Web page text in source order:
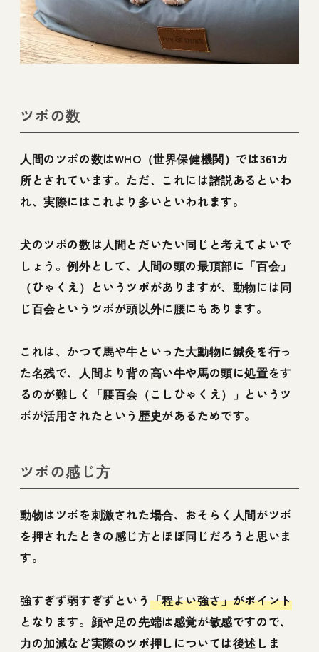
ツボの数
人間のツボの数はWHO（世界保健機関）では361カ
所とされています。ただ、これには諸説あるといわ
れ、実際にはこれより多いといわれます。
犬のツボの数は人間とだいたい同じと考えてよいで
しょう。例外として、人間の頭の最頂部に「百会」
（ひゃくえ）というツボがありますが、動物には同
じ百会というツボが頭以外に腰にもあります。
これは、かつて馬や牛といった大動物に鍼灸を行っ
た名残で、人間より背の高い牛や馬の頭に処置をす
るのが難しく「腰百会（こしひゃくえ）」というツ
ボが活用されたという歴史があるためです。
ツボの感じ方
動物はツボを刺激された場合、おそらく人間がツボ
を押されたときの感じ方とほぼ同じだろうと思いま
す。
強すぎず弱すぎずという 「程よい強さ」がポイント
となります。顔や足の先端は感覚が敏感ですので、
力の加減など実際のツボ押しについては後述しま